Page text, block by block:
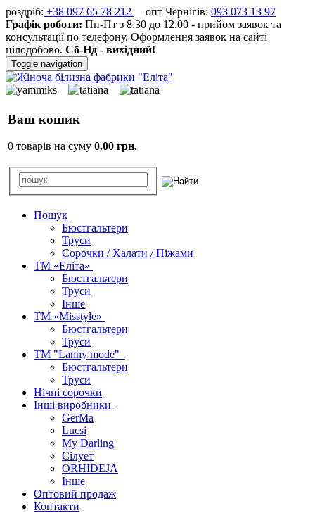
роздріб: +38 097 65 78 212 опт Чернігів: 093 073 13 97
Графік роботи: Пн-Пт з 8.30 до 12.00 - прийом заявок та
консультації по телефону. Оформлення заявок на сайті
цілодобово. Сб-Нд - вихідний!
Toggle navigation
Ваш кошик
0 товарів на суму 0.00 грн.
Пошук
Бюстгальтери
Труси
Сорочки / Халати / Піжами
ТМ «Еліта»
Бюстгальтери
Труси
Інше
ТМ «Misstyle»
Бюстгальтери
Труси
ТМ "Lanny mode"
Бюстгальтери
Труси
Нічні сорочки
Інші виробники
GerMa
Lucsi
My Darling
Сілует
ORHIDEJA
Інше
Оптовий продаж
Контакти